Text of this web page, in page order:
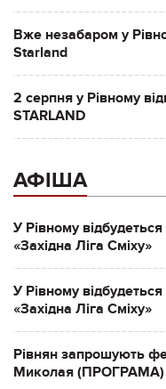
Вже незабаром у
Starland
2 серпня у Рівному
STARLAND
АФІША
У Рівному
«Західна Ліга Сміху»
У Рівному
«Західна Ліга Сміху»
Рівнян запрошують
Миколая (ПРОГРАМА)